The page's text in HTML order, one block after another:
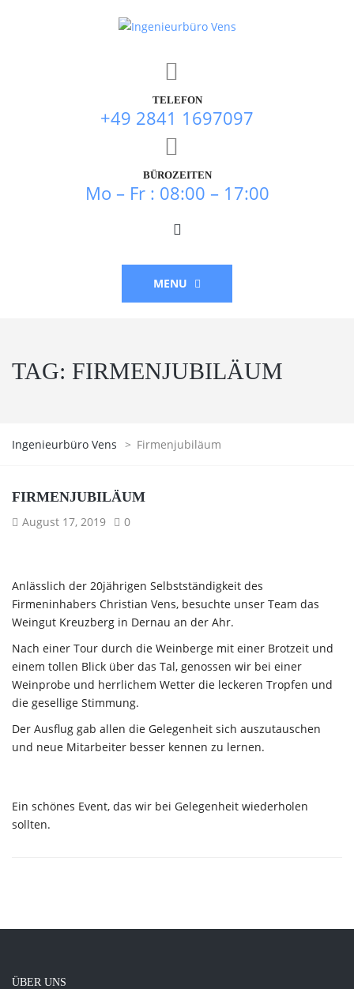
TELEFON
+49 2841 1697097
BÜROZEITEN
Mo – Fr : 08:00 – 17:00
MENU
TAG: FIRMENJUBILÄUM
Ingenieurbüro Vens > Firmenjubiläum
FIRMENJUBILÄUM
August 17, 2019 0
Anlässlich der 20jährigen Selbstständigkeit des
Firmeninhabers Christian Vens, besuchte unser Team das
Weingut Kreuzberg in Dernau an der Ahr.
Nach einer Tour durch die Weinberge mit einer Brotzeit und
einem tollen Blick über das Tal, genossen wir bei einer
Weinprobe und herrlichem Wetter die leckeren Tropfen und
die gesellige Stimmung.
Der Ausflug gab allen die Gelegenheit sich auszutauschen
und neue Mitarbeiter besser kennen zu lernen.
Ein schönes Event, das wir bei Gelegenheit wiederholen
sollten.
ÜBER UNS